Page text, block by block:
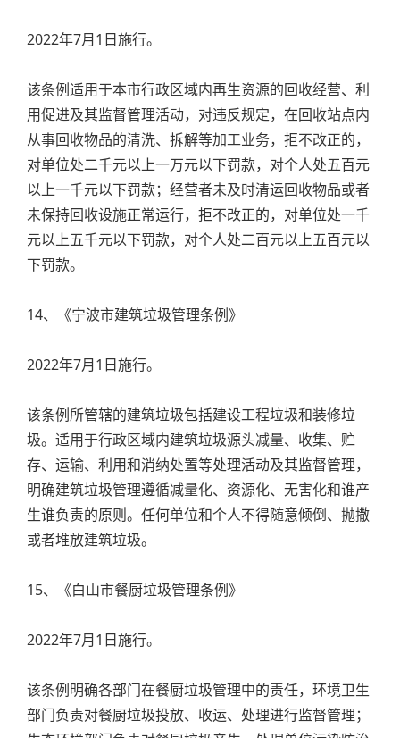
2022年7月1日施行。
该条例适用于本市行政区域内再生资源的回收经营、利
用促进及其监督管理活动，对违反规定，在回收站点内
从事回收物品的清洗、拆解等加工业务，拒不改正的，
对单位处二千元以上一万元以下罚款，对个人处五百元
以上一千元以下罚款；经营者未及时清运回收物品或者
未保持回收设施正常运行，拒不改正的，对单位处一千
元以上五千元以下罚款，对个人处二百元以上五百元以
下罚款。
14、《宁波市建筑垃圾管理条例》
2022年7月1日施行。
该条例所管辖的建筑垃圾包括建设工程垃圾和装修垃
圾。适用于行政区域内建筑垃圾源头减量、收集、贮
存、运输、利用和消纳处置等处理活动及其监督管理，
明确建筑垃圾管理遵循减量化、资源化、无害化和谁产
生谁负责的原则。任何单位和个人不得随意倾倒、抛撒
或者堆放建筑垃圾。
15、《白山市餐厨垃圾管理条例》
2022年7月1日施行。
该条例明确各部门在餐厨垃圾管理中的责任，环境卫生
部门负责对餐厨垃圾投放、收运、处理进行监督管理；